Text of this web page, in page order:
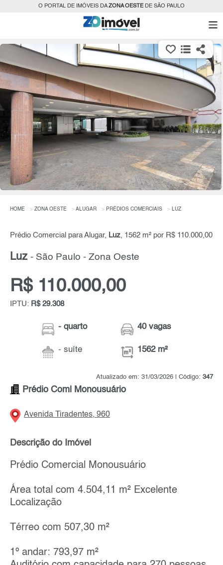
O PORTAL DE IMÓVEIS DAZONA OESTEDE SÃO PAULO
HOME ZONA OESTE ALUGAR PRÉDIOS COMERCIAIS LUZ
Prédio Comercial para Alugar, Luz, 1562 m² por R$ 110.000,00
Luz - São Paulo - Zona Oeste
R$ 110.000,00
IPTU: R$ 29.308
- quarto
- suíte
40 vagas
1562 m²
Atualizado em: 31/03/2026 | Código: 347
Prédio Coml Monousuário
Avenida Tiradentes, 960
Descrição do Imóvel
Prédio Comercial Monousuário
Área total com 4.504,11 m² Excelente
Localização
Térreo com 507,30 m²
1º andar: 793,97 m²